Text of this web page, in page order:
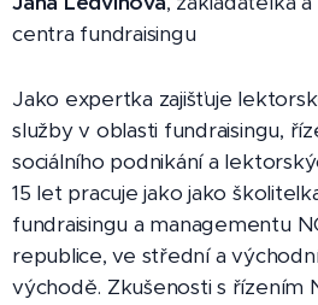
centra fundraisingu
Jako expertka zajišťuje
služby v oblasti fundraisingu,
sociálního podnikání a
15 let pracuje jako jako
fundraisingu a managementu
republice, ve střední a
východě. Zkušenosti s řízením